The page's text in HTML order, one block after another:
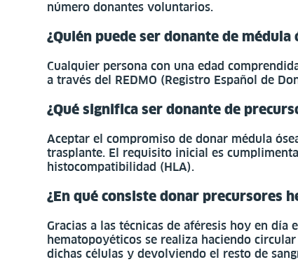
número donantes voluntarios.
¿Quién puede ser donante de médula
Cualquier persona con una edad
a través del REDMO (Registro Español de
¿Qué significa ser donante de
Aceptar el compromiso de donar médula
trasplante. El requisito inicial es
histocompatibilidad (HLA).
¿En qué consiste donar precursores
Gracias a las técnicas de aféresis hoy en
hematopoyéticos se realiza haciendo
dichas células y devolviendo el resto de